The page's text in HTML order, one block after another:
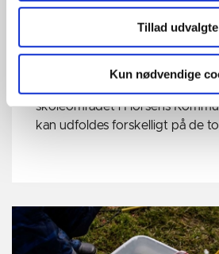
Tillad udvalgte
Kun nødvendige
Fælles læring -
Fælles læring – stærkere
skoleområdet i Horsens
kan udfoldes forskelligt på de